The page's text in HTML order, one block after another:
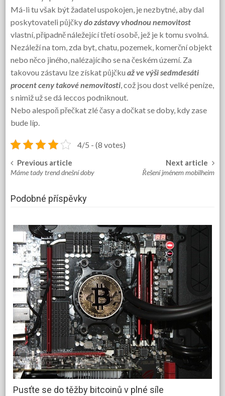
Má-li tu však být žadatel uspokojen, je nezbytné, aby dal
poskytovateli půjčkydo zástavy vhodnou nemovitost
vlastní, případně náležející třetí osobě, jež je k tomu svolná.
Nezáleží na tom, zda byt, chatu, pozemek, komerční objekt
nebo něco jiného, nalézajícího se na českém území. Za
takovou zástavu lze získat půjčkuaž ve výši sedmdesáti
procent ceny takové nemovitosti , což jsou dost velké peníze,
s nimiž už se dá leccos podniknout.
Nebo alespoň přečkat zlé časy a dočkat se doby, kdy zase
bude líp.
4/5 - (8 votes)
Post
Previous article
Máme tady trend dnešní doby
Next article
Řešení jménem mobilheim
Podobné příspěvky
Pusťte se do těžby bitcoinů v plné síle